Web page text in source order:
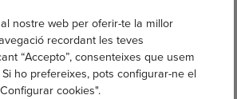
nostre web per oferir-te la millor
recordant les teves
“Accepto”, consenteixes que usem
ho prefereixes, pots configurar-ne el
cookies".